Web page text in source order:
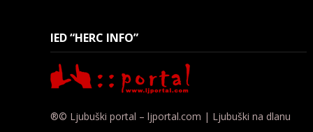
IED “HERC INFO”
®© Ljubuški portal – ljportal.com | Ljubuški na dlanu